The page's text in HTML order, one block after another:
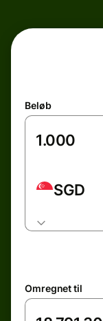
Beløb
SGD
Omregnet til